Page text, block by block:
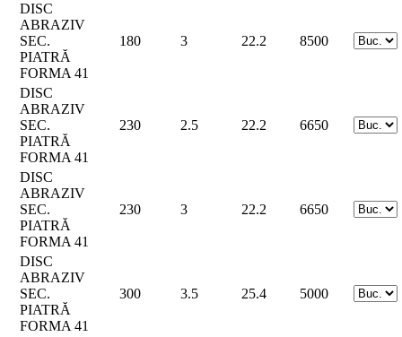
DISC
ABRAZIV
SEC.
PIATRĂ
FORMA 41
180 3 22.2 8500
DISC
ABRAZIV
SEC.
PIATRĂ
FORMA 41
230 2.5 22.2 6650
DISC
ABRAZIV
SEC.
PIATRĂ
FORMA 41
230 3 22.2 6650
DISC
ABRAZIV
SEC.
PIATRĂ
FORMA 41
300 3.5 25.4 5000